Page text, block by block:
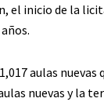
el inicio de la
aulas
nuevas y la